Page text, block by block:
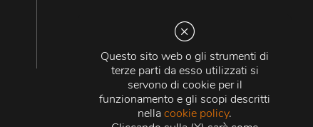
Questo sito web o gli strumenti di
terze parti da esso utilizzati si
servono di cookie per il
funzionamento e gli scopi descritti
nellacookie policy.